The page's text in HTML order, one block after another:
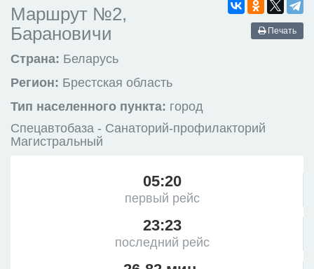
Печать
Маршрут №2,
Барановичи
Страна: Беларусь
Регион: Брестская область
Тип населенного пункта: город
Спецавтобаза - Санаторий-профилакторий
Магистральный
05:20
первый рейс
23:23
последний рейс